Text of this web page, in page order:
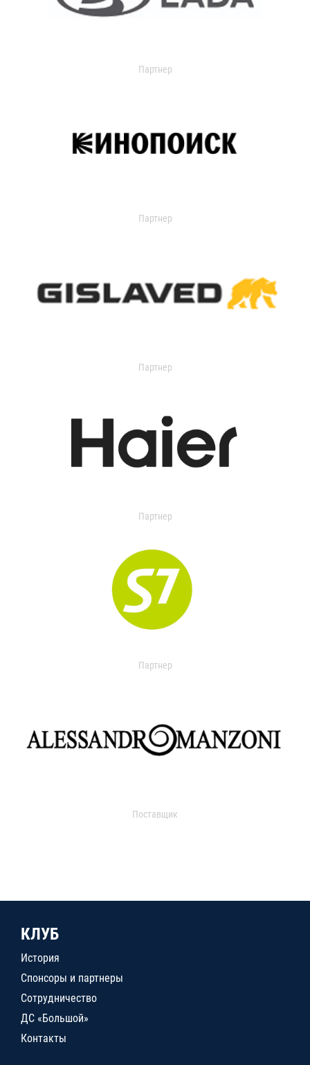
Партнер
Партнер
Партнер
Партнер
Партнер
Поставщик
КЛУБ
История
Спонсоры и партнеры
Сотрудничество
ДС «Большой»
Контакты